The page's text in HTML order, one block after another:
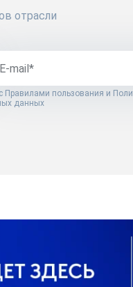
отрасли
Правилами пользования и
данных